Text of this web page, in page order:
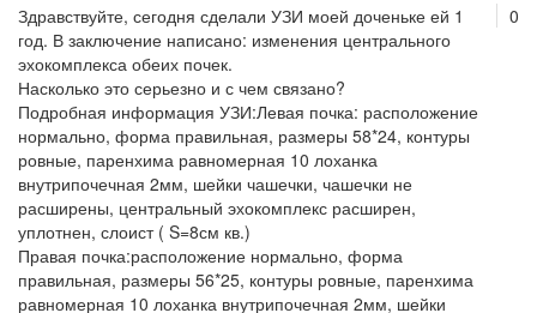
0
Здравствуйте, сегодня сделали УЗИ моей доченьке ей 1
год. В заключение написано: изменения центрального
эхокомплекса обеих почек.
Насколько это серьезно и с чем связано?
Подробная информация УЗИ:Левая почка: расположение
нормально, форма правильная, размеры 58*24, контуры
ровные, паренхима равномерная 10 лоханка
внутрипочечная 2мм, шейки чашечки, чашечки не
расширены, центральный эхокомплекс расширен,
уплотнен, слоист ( S=8см кв.)
Правая почка:расположение нормально, форма
правильная, размеры 56*25, контуры ровные, паренхима
равномерная 10 лоханка внутрипочечная 2мм, шейки